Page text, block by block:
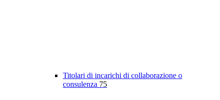
Titolari di incarichi di collaborazione o
consulenza 75